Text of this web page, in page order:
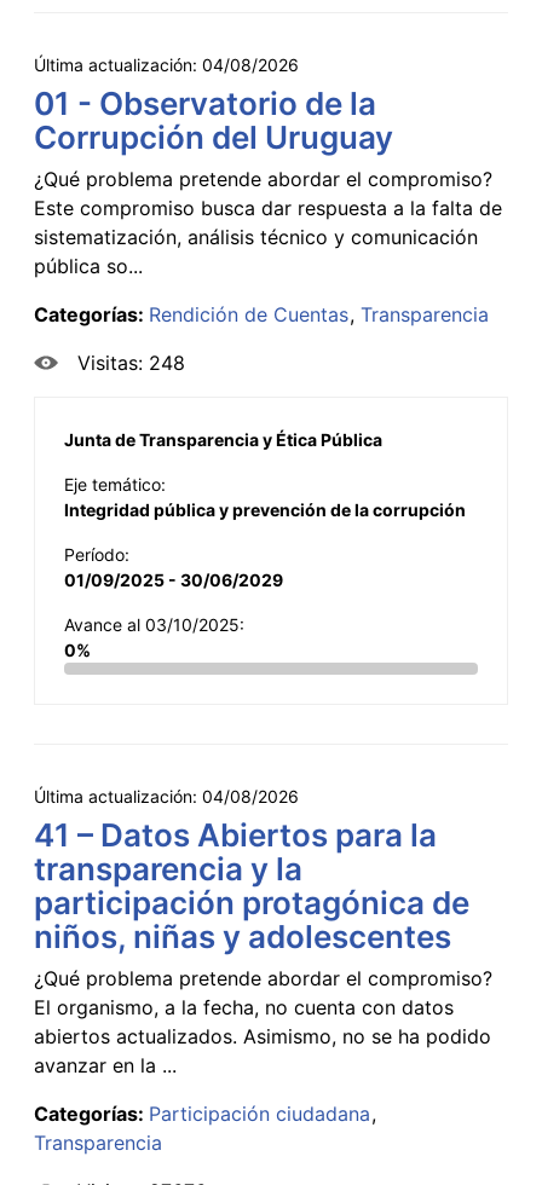
Última actualización: 04/08/2026
01 - Observatorio de la
Corrupción del Uruguay
¿Qué problema pretende abordar el compromiso?
Este compromiso busca dar respuesta a la falta de
sistematización, análisis técnico y comunicación
pública so...
Categorías: Rendición de Cuentas Transparencia
Visitas: 248
Junta de Transparencia y Ética Pública
Eje temático:
Integridad pública y prevención de la corrupción
Período:
01/09/2025 - 30/06/2029
Avance al 03/10/2025:
0%
Última actualización: 04/08/2026
41 – Datos Abiertos para la
transparencia y la
participación protagónica de
niños, niñas y adolescentes
¿Qué problema pretende abordar el compromiso?
El organismo, a la fecha, no cuenta con datos
abiertos actualizados. Asimismo, no se ha podido
avanzar en la ...
Categorías: Participación ciudadana
Transparencia